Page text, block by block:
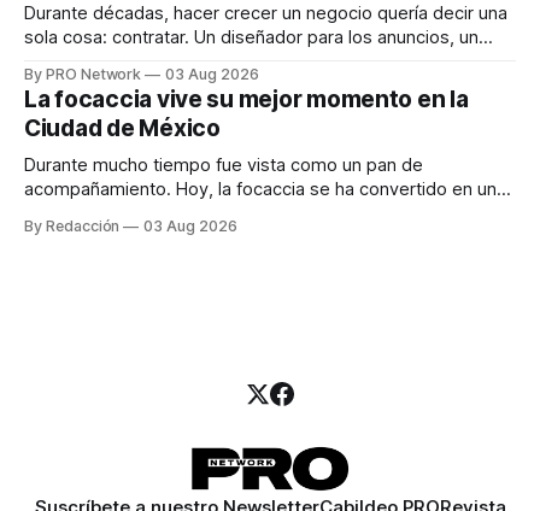
Durante décadas, hacer crecer un negocio quería decir una
sola cosa: contratar. Un diseñador para los anuncios, un
para los textos, alguien que supiera de publicidad digital
para encontrar prospectos, un vendedor para atender
llamadas y mensajes, y —con suerte— una persona
By PRO Network 03 Aug 2026
La focaccia vive su mejor momento en la
Ciudad de México
Durante mucho tiempo fue vista como un pan de
acompañamiento. Hoy, la focaccia se ha convertido en uno
artesanal, ingredientes de calidad y experiencias que
By Redacción 03 Aug 2026